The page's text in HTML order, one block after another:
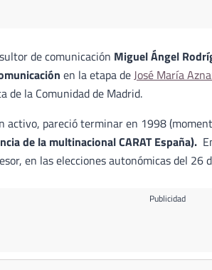
de comunicación Miguel Ángel
en la etapa deJosé María
de la Comunidad de Madrid.
activo, pareció terminar en 1998
de la multinacional CARAT España).
en las elecciones autonómicas del 26
Publicidad